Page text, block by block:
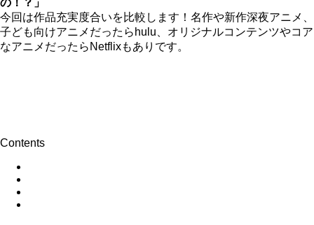
今回は作品充実度合いを比較します！名作や新作深夜アニメ、
子ども向けアニメだったらhulu、オリジナルコンテンツやコア
なアニメだったらNetflixもありです。
Contents